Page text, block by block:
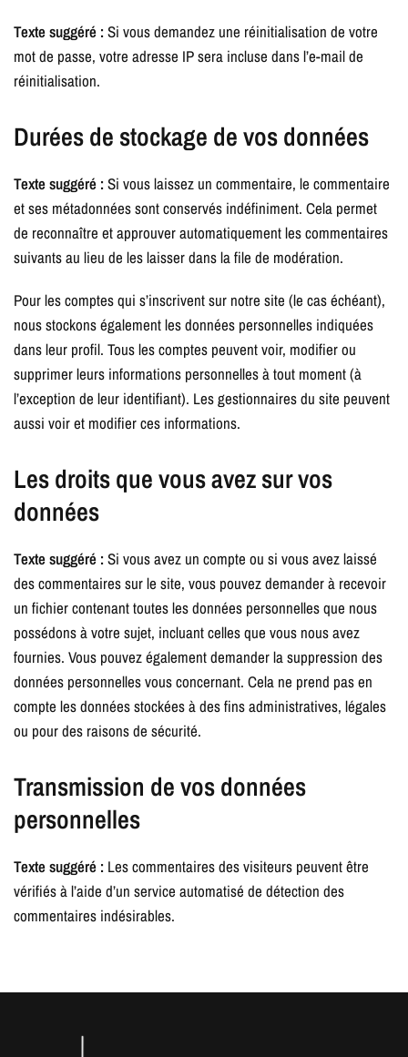
Texte suggéré :Si vous demandez une réinitialisation de votre
mot de passe, votre adresse IP sera incluse dans l’e-mail de
réinitialisation.
Durées de stockage de vos données
Texte suggéré :Si vous laissez un commentaire, le commentaire
et ses métadonnées sont conservés indéfiniment. Cela permet
de reconnaître et approuver automatiquement les commentaires
suivants au lieu de les laisser dans la file de modération.
Pour les comptes qui s’inscrivent sur notre site (le cas échéant),
nous stockons également les données personnelles indiquées
dans leur profil. Tous les comptes peuvent voir, modifier ou
supprimer leurs informations personnelles à tout moment (à
l’exception de leur identifiant). Les gestionnaires du site peuvent
aussi voir et modifier ces informations.
Les droits que vous avez sur vos
données
Texte suggéré :Si vous avez un compte ou si vous avez laissé
des commentaires sur le site, vous pouvez demander à recevoir
un fichier contenant toutes les données personnelles que nous
possédons à votre sujet, incluant celles que vous nous avez
fournies. Vous pouvez également demander la suppression des
données personnelles vous concernant. Cela ne prend pas en
compte les données stockées à des fins administratives, légales
ou pour des raisons de sécurité.
Transmission de vos données
personnelles
Texte suggéré : Les commentaires des visiteurs peuvent être
vérifiés à l’aide d’un service automatisé de détection des
commentaires indésirables.